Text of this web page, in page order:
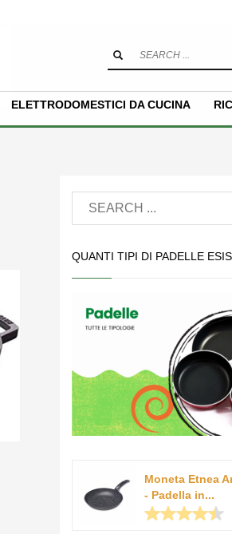
ELETTRODOMESTICI DA CUCINA
QUANTI TIPI DI PADELLE
Moneta Etnea
- Padella in...